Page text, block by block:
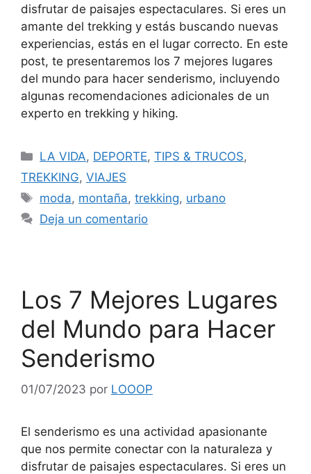
disfrutar de paisajes espectaculares. Si eres un
amante del trekking y estás buscando nuevas
experiencias, estás en el lugar correcto. En este
post, te presentaremos los 7 mejores lugares
del mundo para hacer senderismo, incluyendo
algunas recomendaciones adicionales de un
experto en trekking y hiking.
LA VIDA, DEPORTE,TIPS & TRUCOS,
TREKKING, VIAJES
moda, montaña,trekking, urbano
Deja un comentario
Los 7 Mejores Lugares
del Mundo para Hacer
Senderismo
01/07/2023 por LOOOP
El senderismo es una actividad apasionante
que nos permite conectar con la naturaleza y
disfrutar de paisajes espectaculares. Si eres un